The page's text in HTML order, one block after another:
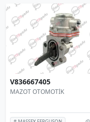
V836667405
MAZOT OTOMOTİK